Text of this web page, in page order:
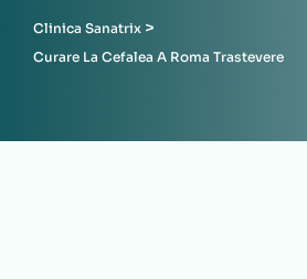
Clinica Sanatrix >
Curare La Cefalea A Roma Trastevere